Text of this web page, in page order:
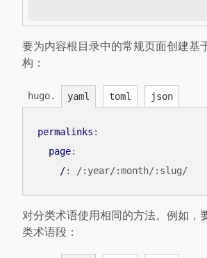
要为内容根目录中的常规页面创建基
构：
hugo. yaml toml json
permalinks :
page:
/: /:year/:month/:slug/
对分类术语使用相同的方法。例如，
类术语段：